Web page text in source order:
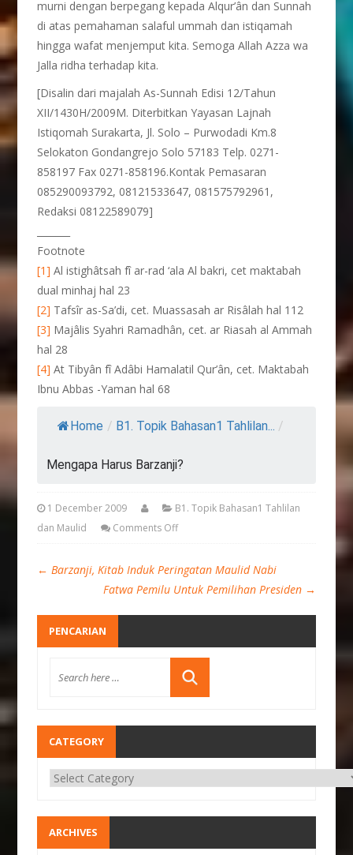
murni dengan berpegang kepada Alqur’ân dan Sunnah
di atas pemahaman salaful ummah dan istiqamah
hingga wafat menjemput kita. Semoga Allah Azza wa
Jalla ridha terhadap kita.
[Disalin dari majalah As-Sunnah Edisi 12/Tahun
XII/1430H/2009M. Diterbitkan Yayasan Lajnah
Istiqomah Surakarta, Jl. Solo – Purwodadi Km.8
Selokaton Gondangrejo Solo 57183 Telp. 0271-
858197 Fax 0271-858196.Kontak Pemasaran
085290093792, 08121533647, 081575792961,
Redaksi 08122589079]
Footnote
[1] Al istighâtsah fî ar-rad ‘ala Al bakri, cet maktabah
dual minhaj hal 23
[2] Tafsîr as-Sa’di, cet. Muassasah ar Risâlah hal 112
[3] Majâlis Syahri Ramadhân, cet. ar Riasah al Ammah
hal 28
[4] At Tibyân fî Adâbi Hamalatil Qur’ân, cet. Maktabah
Ibnu Abbas -Yaman hal 68
Home / B1. Topik Bahasan1 Tahlilan... /
Mengapa Harus Barzanji?
1 December 2009
B1. Topik Bahasan1 Tahlilan
dan Maulid
Comments Off
← Barzanji, Kitab Induk Peringatan Maulid Nabi
Fatwa Pemilu Untuk Pemilihan Presiden →
PENCARIAN
CATEGORY
ARCHIVES